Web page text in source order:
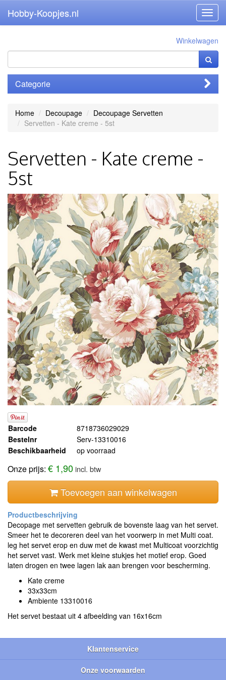
Hobby-Koopjes.nl
Winkelwagen
Categorie
Home Decoupage
Decoupage Servetten
Servetten - Kate creme - 5st
Servetten - Kate creme -
5st
Barcode
8718736029029
Bestelnr
Serv-13310016
Beschikbaarheid
op voorraad
Onze prijs: € 1,90incl. btw
Toevoegen aan winkelwagen
Decopage met servetten gebruik de bovenste laag van het servet.
Smeer het te decoreren deel van het voorwerp in met Multi coat.
leg het servet erop en duw met de kwast met Multicoat voorzichtig
het servet vast. Werk met kleine stukjes het motief erop. Goed
laten drogen en twee lagen lak aan brengen voor bescherming.
Kate creme
33x33cm
Ambiente 13310016
Het servet bestaat uit 4 afbeelding van 16x16cm
Klantenservice
Onze voorwaarden